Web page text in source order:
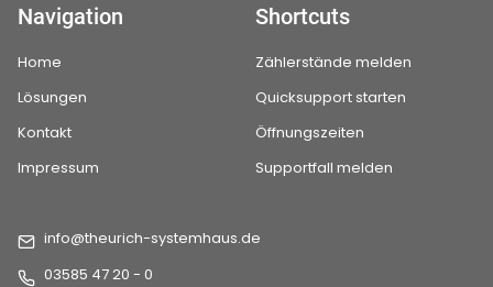
Navigation
Home
Lösungen
Kontakt
Impressum
Shortcuts
Zählerstände melden
Quicksupport starten
Öffnungszeiten
Supportfall melden
info@theurich-systemhaus.de
03585 47 20 - 0